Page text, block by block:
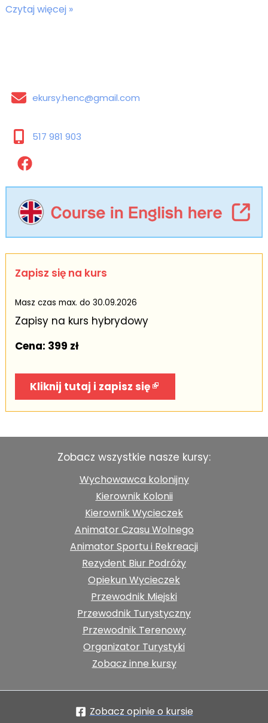
Organizacja
Czytaj więcej »
ekursy.henc@gmail.com
517 981 903
Zapisz się na kurs
Masz czas max. do 30.09.2026
Zapisy na kurs hybrydowy
Cena: 399 zł
Kliknij tutaj i zapisz się
Zobacz wszystkie nasze kursy:
Wychowawca kolonijny
Kierownik Kolonii
Kierownik Wycieczek
Animator Czasu Wolnego
Animator Sportu i Rekreacji
Rezydent Biur Podróży
Opiekun Wycieczek
Przewodnik Miejski
Przewodnik Turystyczny
Przewodnik Terenowy
Organizator Turystyki
Zobacz inne kursy
Zobacz opinie o kursie